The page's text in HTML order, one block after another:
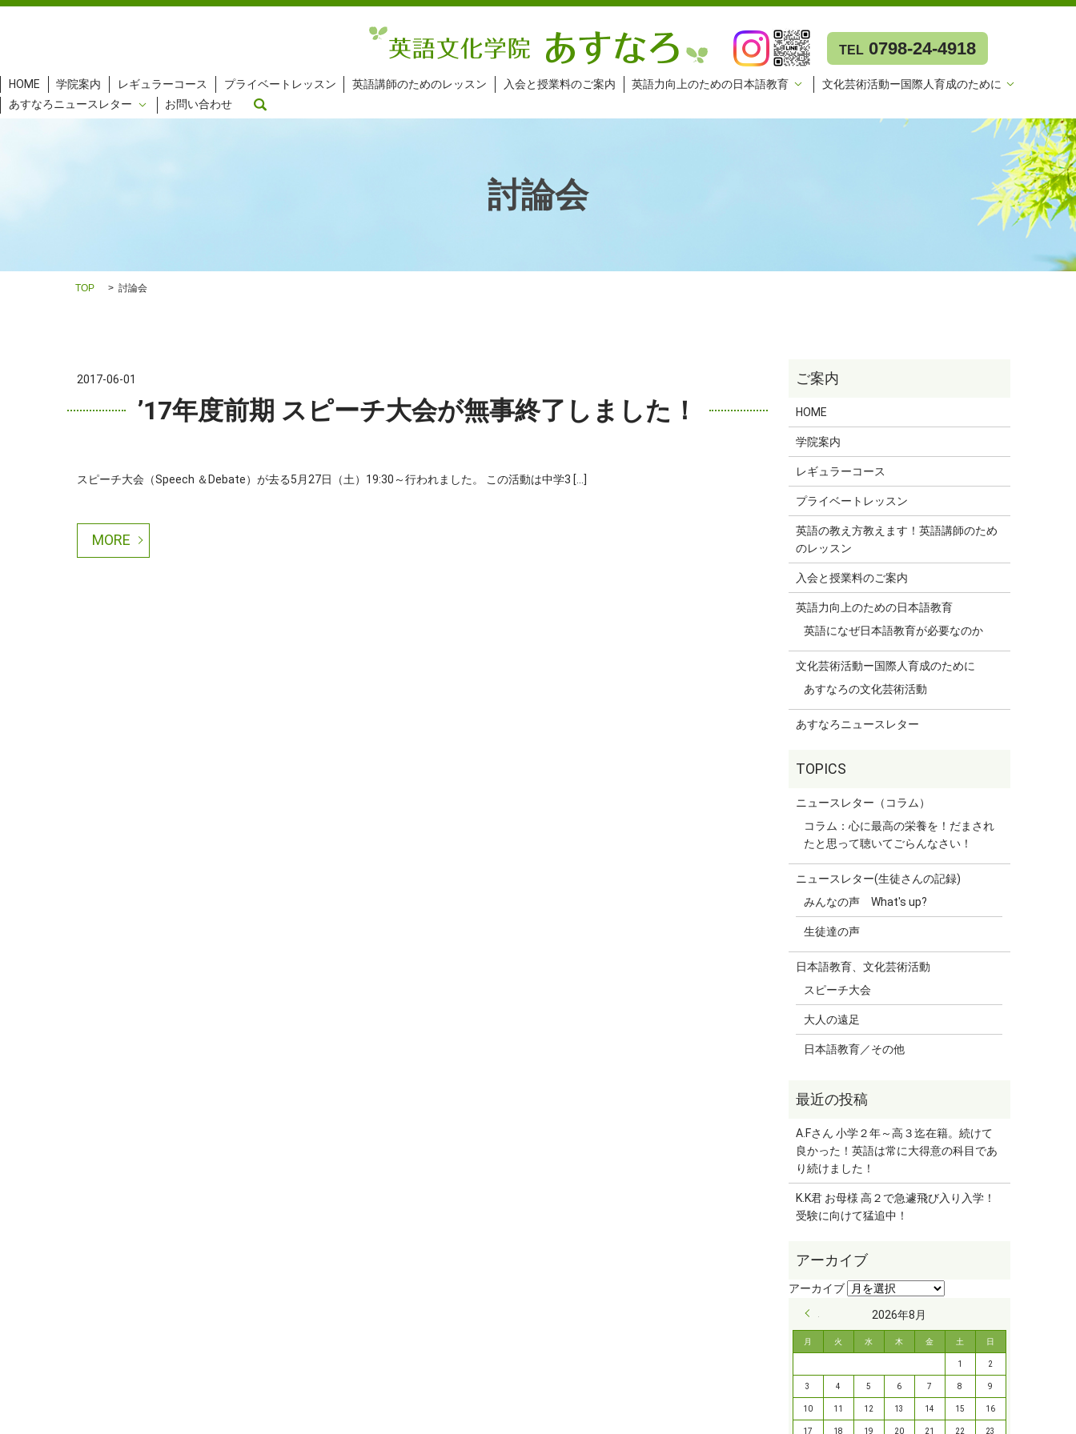
TEL 0798-24-4918
HOME 学院案内 レギュラーコース プライベートレッスン 英語講師のためのレッスン 入会と授業料のご案内 英語力向上のための日本語教育
文化芸術活動ー国際人育成のために
あすなろニュースレター
お問い合わせ
討論会
TOP 討論会
2017-06-01
’17年度前期 スピーチ大会が無事終了しました！
スピーチ大会（Speech ＆Debate）が去る5月27日（土）19:30～行われました。 この活動は中学3 […]
MORE
HOME
学院案内
レギュラーコース
プライベートレッスン
英語の教え方教えます！英語講師のため
のレッスン
入会と授業料のご案内
英語力向上のための日本語教育
英語になぜ日本語教育が必要なのか
文化芸術活動ー国際人育成のために
あすなろの文化芸術活動
あすなろニュースレター
ニュースレター（コラム）
コラム：心に最高の栄養を！だまされ
たと思って聴いてごらんなさい！
ニュースレター(生徒さんの記録)
みんなの声 What's up?
生徒達の声
日本語教育、文化芸術活動
スピーチ大会
大人の遠足
日本語教育／その他
A.Fさん 小学２年～高３迄在籍。続けて
良かった！英語は常に大得意の科目であ
り続けました！
K.K君 お母様 高２で急遽飛び入り入学！
受験に向けて猛追中！
2026年8月
月 火 水 木 金 土 日
1 2
3 4 5 6 7 8 9
10 11 12 13 14 15 16
17 18 19 20 21 22 23